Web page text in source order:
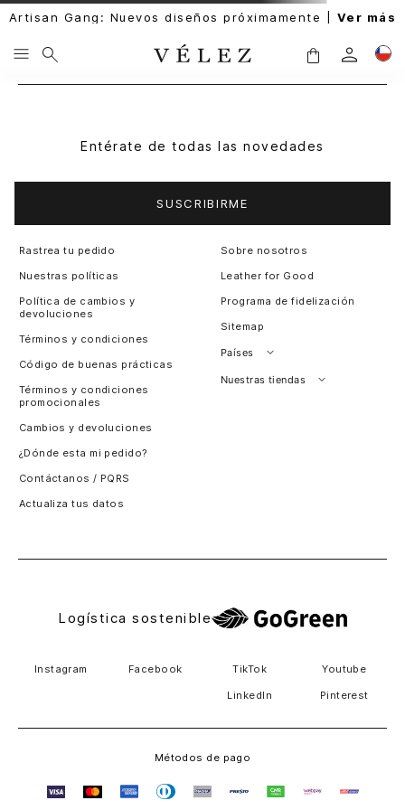
Artisan Gang: Nuevos diseños próximamente | Ver más
Entérate de todas las novedades
SUSCRIBIRME
Rastrea tu pedido
Nuestras políticas
Política de cambios y
devoluciones
Términos y condiciones
Código de buenas prácticas
Términos y condiciones
promocionales
Cambios y devoluciones
¿Dónde esta mi pedido?
Contáctanos / PQRS
Actualiza tus datos
Sobre nosotros
Leather for Good
Programa de fidelización
Sitemap
Países
Perú
Nuestras tiendas
Logística sostenible
Instagram Facebook TikTok Youtube
LinkedIn Pinterest
Métodos de pago